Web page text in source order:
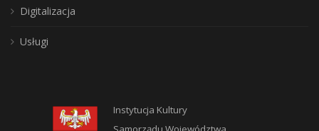
Digitalizacja
Usługi
Instytucja Kultury